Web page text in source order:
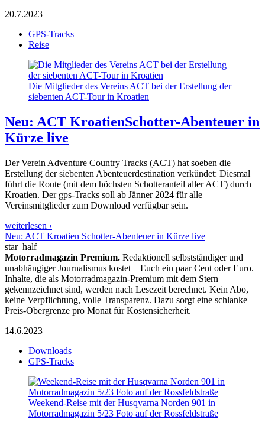
20.7.2023
GPS-Tracks
Reise
Die Mitglieder des Vereins ACT bei der Erstellung der
siebenten ACT-Tour in Kroatien
Neu: ACT KroatienSchotter-Abenteuer in
Kürze live
Der Verein Adventure Country Tracks (ACT) hat soeben die
Erstellung der siebenten Abenteuerdestination verkündet: Diesmal
führt die Route (mit dem höchsten Schotteranteil aller ACT) durch
Kroatien. Der gps-Tracks soll ab Jänner 2024 für alle
Vereinsmitglieder zum Download verfügbar sein.
weiterlesen ›
Neu: ACT Kroatien Schotter-Abenteuer in Kürze live
star_half
Motorradmagazin Premium. Redaktionell selbstständiger und
unabhängiger Journalismus kostet – Euch ein paar Cent oder Euro.
Inhalte, die als Motorradmagazin-Premium mit dem Stern
gekennzeichnet sind, werden nach Lesezeit berechnet. Kein Abo,
keine Verpflichtung, volle Transparenz. Dazu sorgt eine schlanke
Preis-Obergrenze pro Monat für Kostensicherheit.
14.6.2023
Downloads
GPS-Tracks
Weekend-Reise mit der Husqvarna Norden 901 in
Motorradmagazin 5/23 Foto auf der Rossfeldstraße